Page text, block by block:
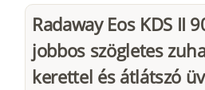
Radaway Eos KDS II
jobbos szögletes
kerettel és átlátszó